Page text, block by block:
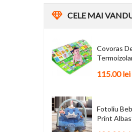
CELEMAI
Covoras
115.00lei
Fotoliu
Print